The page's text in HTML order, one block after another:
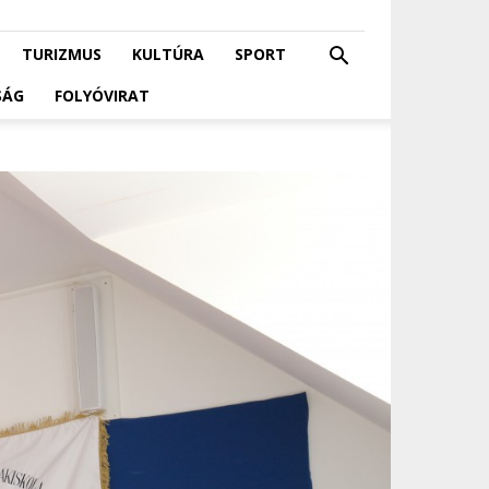
TURIZMUS KULTÚRA
SPORT
FOLYÓVIRAT